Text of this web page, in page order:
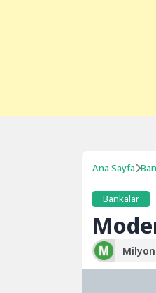
Ana Sayfa
Bankalar